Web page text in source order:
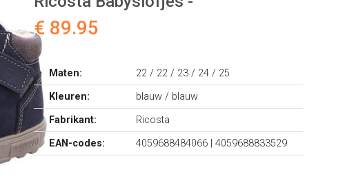
€ 89.95
Maten:
22 / 22 / 23 / 24 / 25
Kleuren:
blauw / blauw
Fabrikant:
Ricosta
EAN-codes:
4059688484066 | 4059688833529